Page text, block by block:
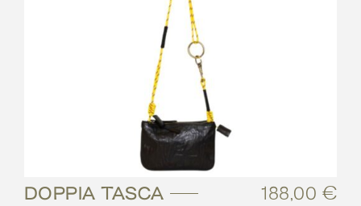
DOPPIA TASCA –
188,00 €